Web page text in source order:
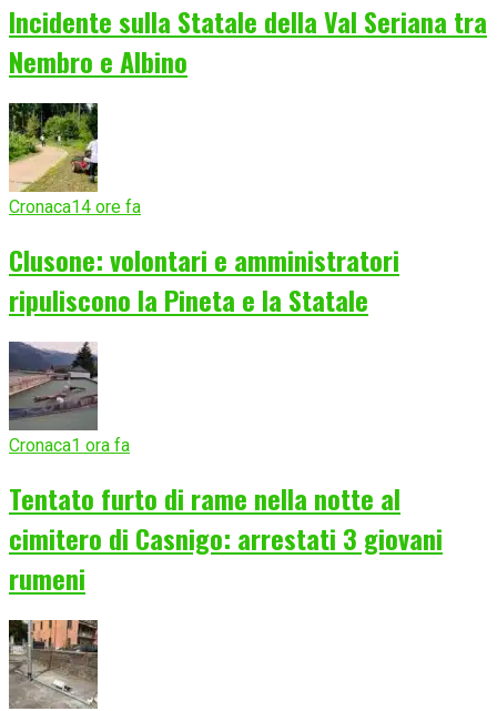
Incidente sulla Statale della Val Seriana tra
Nembro e Albino
Cronaca14 ore fa
Clusone: volontari e amministratori
ripuliscono la Pineta e la Statale
Cronaca1 ora fa
Tentato furto di rame nella notte al
cimitero di Casnigo: arrestati 3 giovani
rumeni